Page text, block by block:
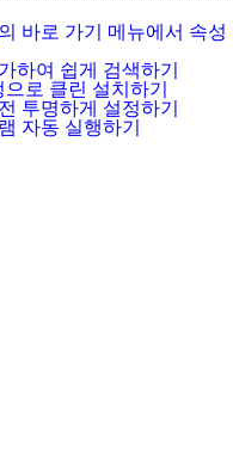
바로 가기 메뉴에서 속성
하여 쉽게 검색하기
로 클린 설치하기
투명하게 설정하기
자동 실행하기